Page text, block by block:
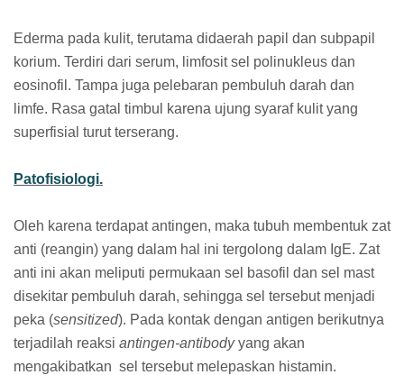
Ederma pada kulit, terutama didaerah papil dan subpapil
korium. Terdiri dari serum, limfosit sel polinukleus dan
eosinofil. Tampa juga pelebaran pembuluh darah dan
limfe. Rasa gatal timbul karena ujung syaraf kulit yang
superfisial turut terserang.
Patofisiologi.
Oleh karena terdapat antingen, maka tubuh membentuk zat
anti (reangin) yang dalam hal ini tergolong dalam IgE. Zat
anti ini akan meliputi permukaan sel basofil dan sel mast
disekitar pembuluh darah, sehingga sel tersebut menjadi
peka (sensitized). Pada kontak dengan antigen berikutnya
terjadilah reaksi antingen-antibodyyang akan
mengakibatkan sel tersebut melepaskan histamin.